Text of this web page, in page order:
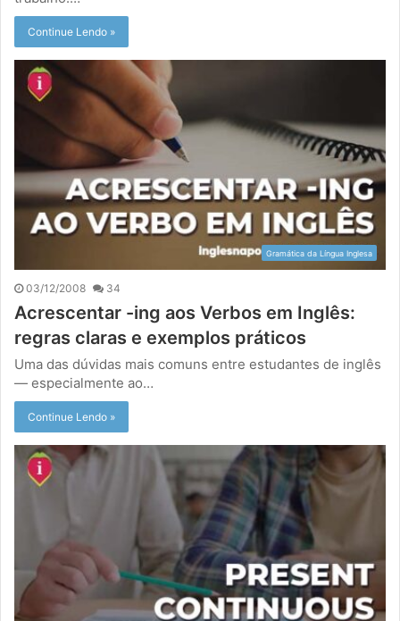
Continue Lendo »
Gramática da Língua Inglesa
03/12/2008 34
Acrescentar -ing aos Verbos em Inglês:
regras claras e exemplos práticos
Uma das dúvidas mais comuns entre estudantes de inglês
— especialmente ao…
Continue Lendo »